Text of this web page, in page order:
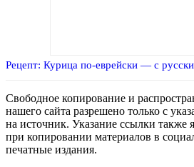
Рецепт: Курица по-еврейски — с
Свободное копирование и
нашего сайта разрешено только с
на источник. Указание ссылки также
при копировании материалов в
печатные издания.